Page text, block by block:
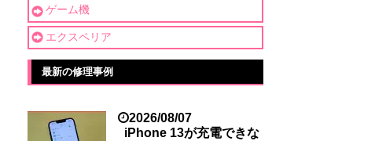
ゲーム機
エクスペリア
最新の修理事例
2026/08/07
iPhone 13が充電できな